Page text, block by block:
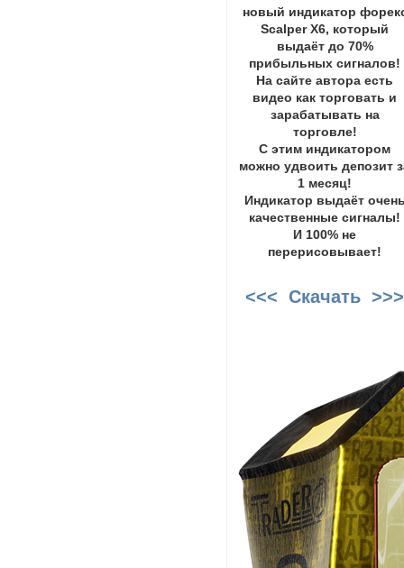
новый индикатор
Scalper X6, который
выдаёт до 70%
прибыльных сигналов!
На сайте автора есть
видео как торговать и
зарабатывать на
торговле!
С этим индикатором
можно удвоить депозит
1 месяц!
Индикатор выдаёт
качественные сигналы!
И 100% не
перерисовывает!
<<< Скачать >>>